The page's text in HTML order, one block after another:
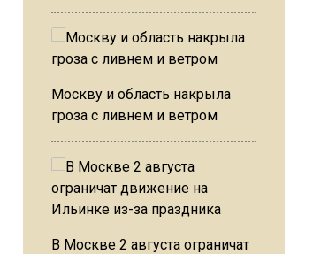
Москву и область накрыла
гроза с ливнем и ветром
В Москве 2 августа ограничат